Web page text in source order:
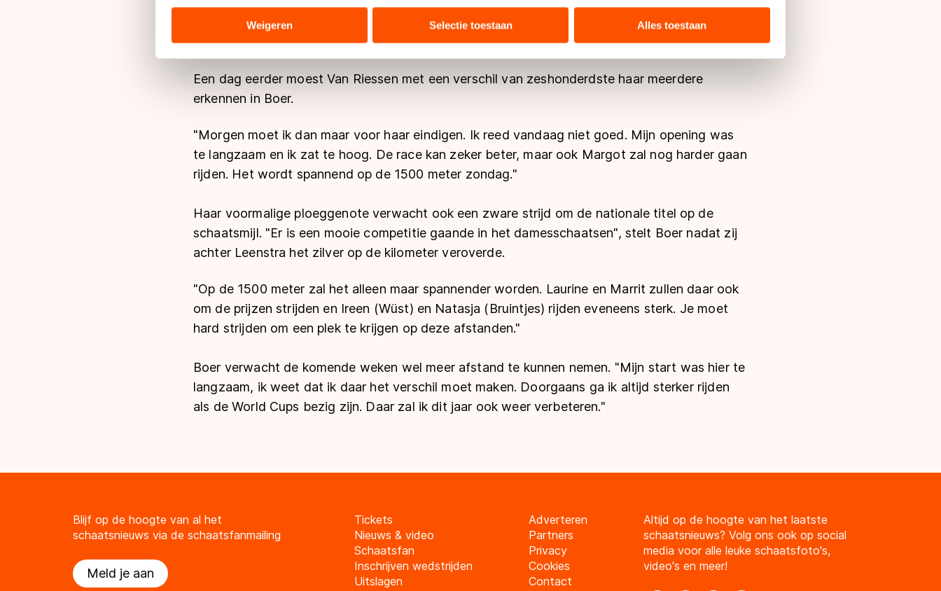
analyseren. We delen informatie over uw gebruik van onze site met onze partners voor social media, advertenties en
analyse. Zij kunnen deze combineren met andere gegevens die u aan hen heeft verstrekt of die zij hebben verzameld via
hun services. Sommige partners kunnen gegevens doorgeven aan landen buiten de EU, zoals de VS, waar mogelijk geen
adequaat beschermingsniveau geldt volgens de GDPR. Door op ‘Toestaan’ te klikken, stemt u in met deze overdracht.
Meer informatie vindt u in onscookiebeleid.
Weigeren Selectie toestaan Alles toestaan
nummer twee Boer eindigde op de kilometer. De titel op de 1000 meter was een prooi voor
Marrit Leenstra.
Een dag eerder moest Van Riessen met een verschil van zeshonderdste haar meerdere
erkennen in Boer.
"Morgen moet ik dan maar voor haar eindigen. Ik reed vandaag niet goed. Mijn opening was
te langzaam en ik zat te hoog. De race kan zeker beter, maar ook Margot zal nog harder gaan
rijden. Het wordt spannend op de 1500 meter zondag."
Haar voormalige ploeggenote verwacht ook een zware strijd om de nationale titel op de
schaatsmijl. "Er is een mooie competitie gaande in het damesschaatsen", stelt Boer nadat zij
achter Leenstra het zilver op de kilometer veroverde.
"Op de 1500 meter zal het alleen maar spannender worden. Laurine en Marrit zullen daar ook
om de prijzen strijden en Ireen (Wüst) en Natasja (Bruintjes) rijden eveneens sterk. Je moet
hard strijden om een plek te krijgen op deze afstanden."
Boer verwacht de komende weken wel meer afstand te kunnen nemen. "Mijn start was hier te
langzaam, ik weet dat ik daar het verschil moet maken. Doorgaans ga ik altijd sterker rijden
als de World Cups bezig zijn. Daar zal ik dit jaar ook weer verbeteren."
Blijf op de hoogte van al het
schaatsnieuws via de schaatsfanmailing
Meld je aan
Tickets
Nieuws & video
Schaatsfan
Inschrijven wedstrijden
Uitslagen
Adverteren
Partners
Privacy
Cookies
Contact
Altijd op de hoogte van het laatste
schaatsnieuws? Volg ons ook op social
media voor alle leuke schaatsfoto's,
video's en meer!